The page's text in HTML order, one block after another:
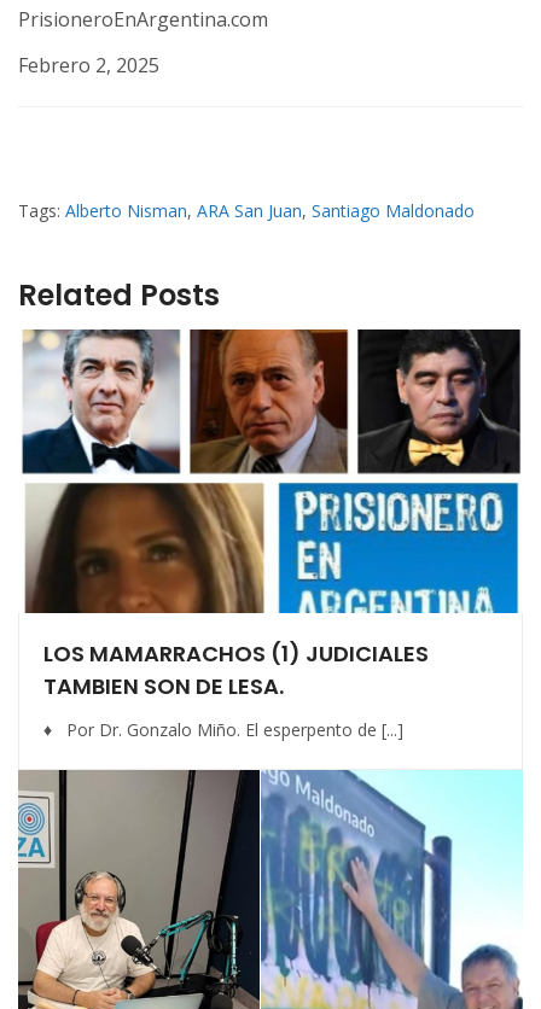
PrisioneroEnArgentina.com
Febrero 2, 2025
Tags: Alberto Nisman, ARA San Juan, Santiago Maldonado
Related Posts
LOS MAMARRACHOS (1) JUDICIALES
TAMBIEN SON DE LESA.
♦ Por Dr. Gonzalo Miño. El esperpento de [...]